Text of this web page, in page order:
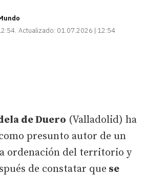
Actualizado: 01.07.2026 | 12:54
de Duero (Valladolid) ha
presunto autor de un
ordenación del territorio y
de constatar que se